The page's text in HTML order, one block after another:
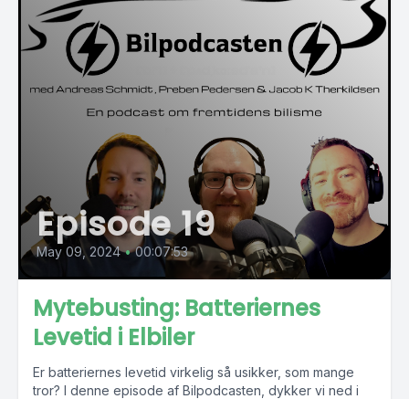
Episode 19
May 09, 2024 • 00:07:53
Mytebusting: Batteriernes
Levetid i Elbiler
Er batteriernes levetid virkelig så usikker, som mange
tror? I denne episode af Bilpodcasten, dykker vi ned i